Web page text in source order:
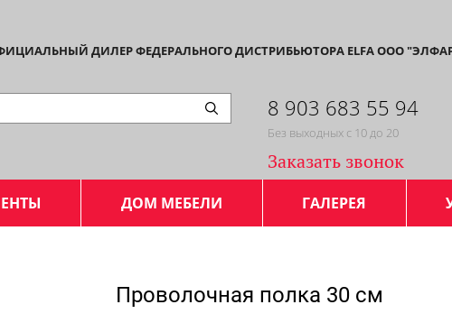
ДИЛЕР ФЕДЕРАЛЬНОГО ДИСТРИБЬЮТОРА ELFA ООО
8 903 683 55 94
Без выходных с 10 до 20
Заказать звонок
ДОМ МЕБЕЛИ ГАЛЕРЕЯ
Проволочная полка 30 см